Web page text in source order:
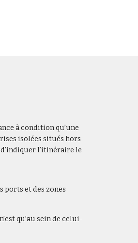
à condition qu’une
isolées situés hors
l’itinéraire le
ports et des zones
qu’au sein de celui-